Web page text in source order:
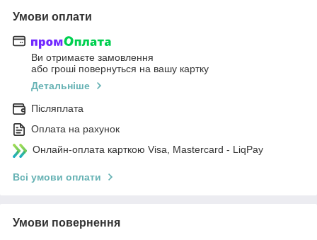
Умови оплати
Ви отримаєте замовлення
або гроші повернуться на вашу картку
Детальніше
Післяплата
Оплата на рахунок
Онлайн-оплата карткою Visa, Mastercard - LiqPay
Всі умови оплати
Умови повернення